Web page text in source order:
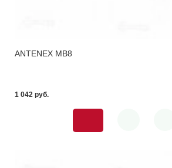
ANTENEX MB8
1 042 pуб.